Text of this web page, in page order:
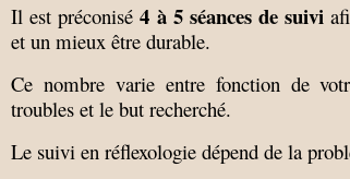
Il est préconisé4 à 5 séances de suivi
et un mieux être durable.
Ce nombre varie entre fonction de
troubles et le but recherché.
Le suivi en réflexologie dépend de la